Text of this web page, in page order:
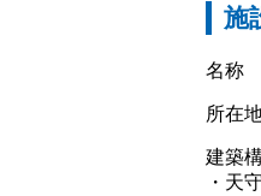
施
名称
所在
建築
・天